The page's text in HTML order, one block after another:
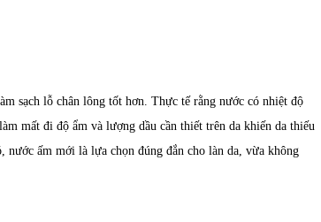
sạch lỗ chân lông tốt hơn. Thực tế rằng nước có nhiệt độ
mất đi độ ẩm và lượng dầu cần thiết trên da khiến da thiếu
ấm mới là lựa chọn đúng đắn cho làn da, vừa không